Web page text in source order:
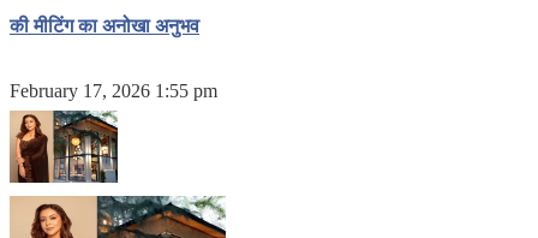
की मीटिंग का अनोखा अनुभव
February 17, 2026 1:55 pm